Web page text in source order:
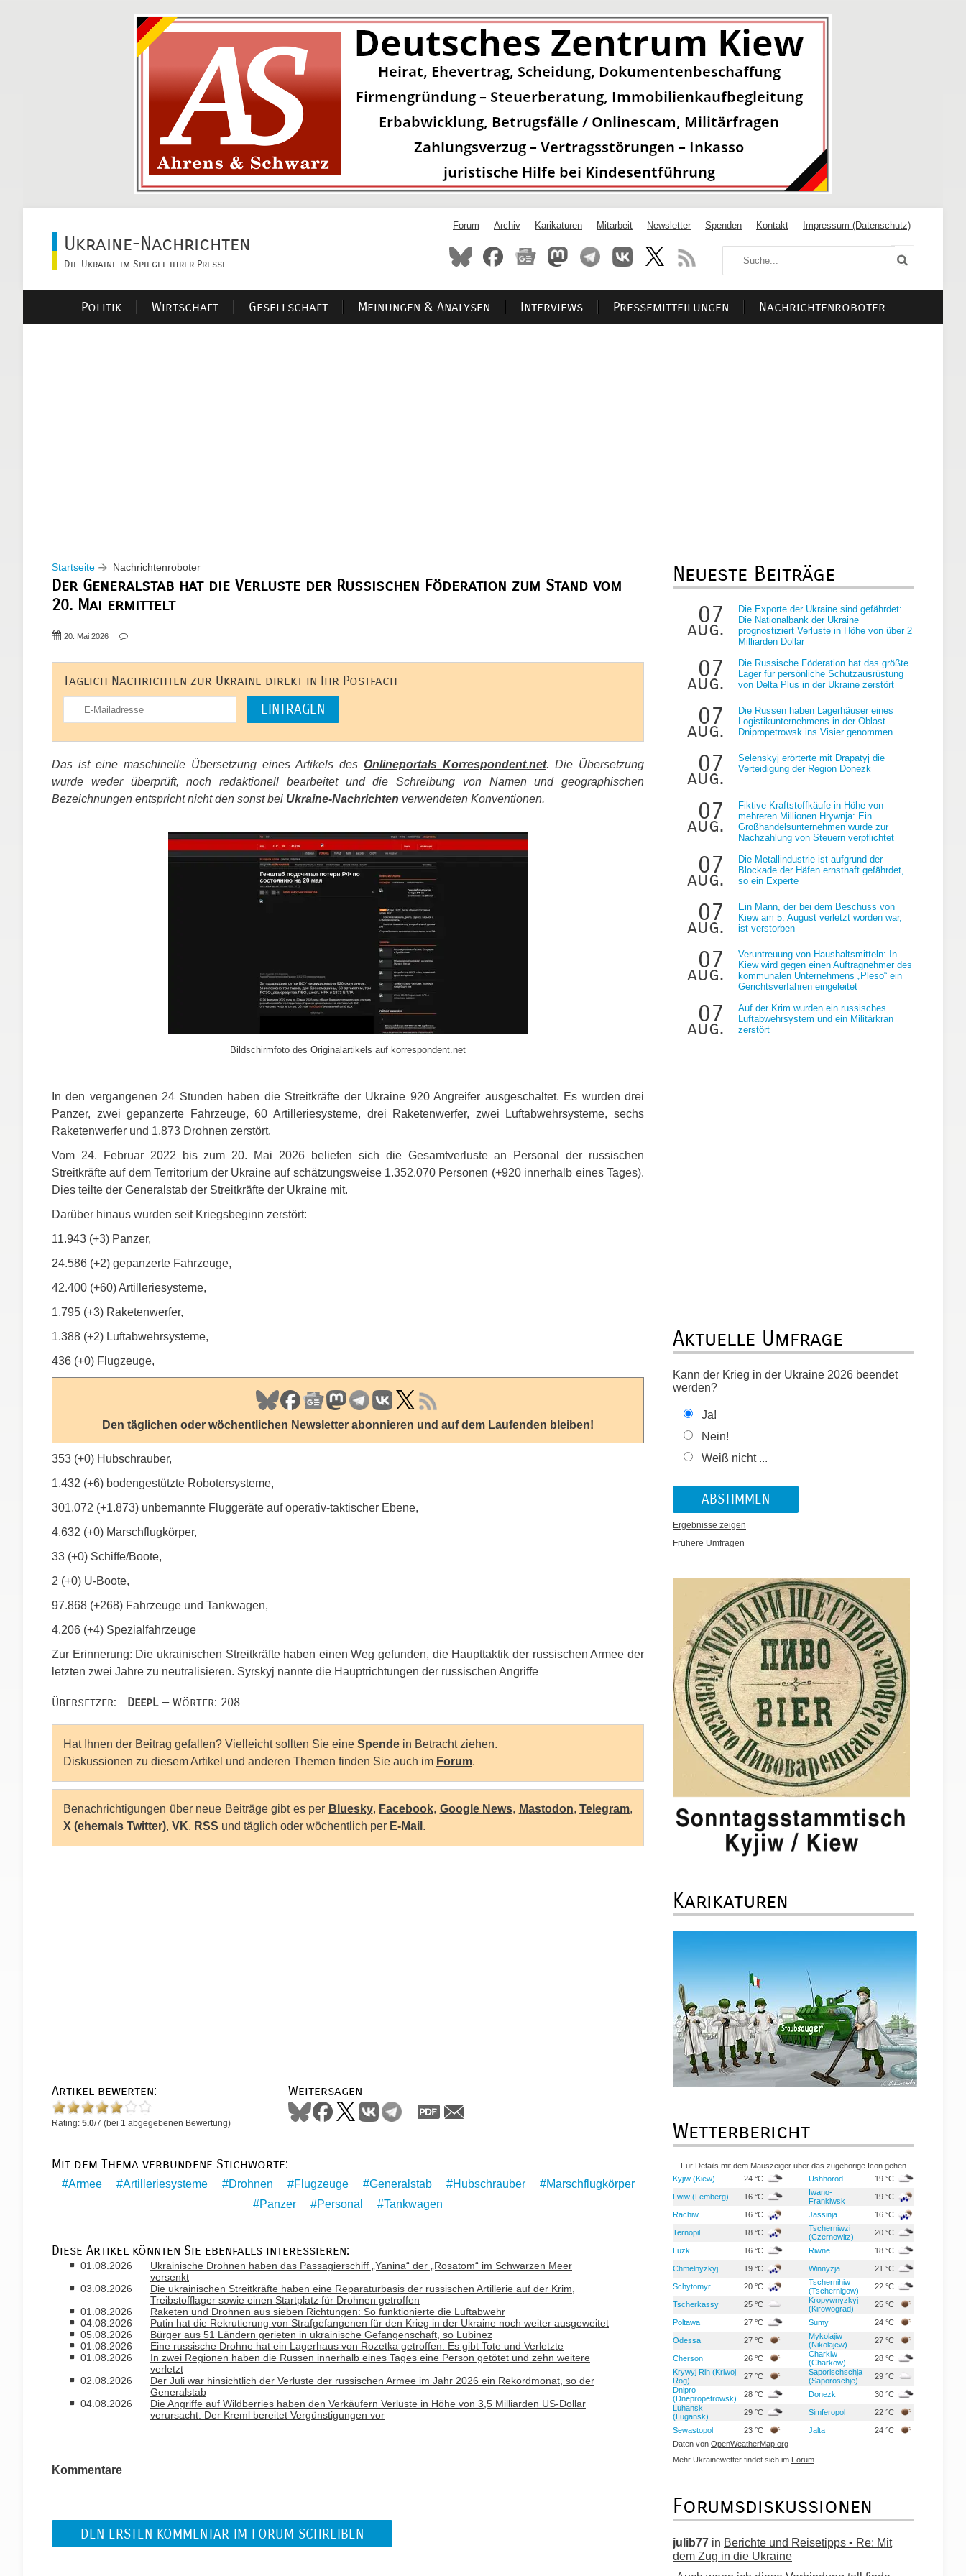
Ukraine-Nachrichten
Die Ukraine im Spiegel ihrer Presse
Forum Archiv Karikaturen Mitarbeit Newsletter Spenden Kontakt Impressum (Datenschutz)
Politik Wirtschaft Gesellschaft Meinungen & Analysen Interviews Pressemitteilungen Nachrichtenroboter
Startseite Nachrichtenroboter
Der Generalstab hat die Verluste der Russischen Föderation zum Stand vom
20. Mai ermittelt
20. Mai 2026
Täglich Nachrichten zur Ukraine direkt in Ihr Postfach
Das ist eine maschinelle Übersetzung eines Artikels des Onlineportals Korrespondent.net. Die Übersetzung
wurde weder überprüft, noch redaktionell bearbeitet und die Schreibung von Namen und geographischen
Bezeichnungen entspricht nicht den sonst bei Ukraine-Nachrichten verwendeten Konventionen.
Bildschirmfoto des Originalartikels auf korrespondent.net
In den vergangenen 24 Stunden haben die Streitkräfte der Ukraine 920 Angreifer ausgeschaltet. Es wurden drei
Panzer, zwei gepanzerte Fahrzeuge, 60 Artilleriesysteme, drei Raketenwerfer, zwei Luftabwehrsysteme, sechs
Raketenwerfer und 1.873 Drohnen zerstört.
Vom 24. Februar 2022 bis zum 20. Mai 2026 beliefen sich die Gesamtverluste an Personal der russischen
Streitkräfte auf dem Territorium der Ukraine auf schätzungsweise 1.352.070 Personen (+920 innerhalb eines Tages).
Dies teilte der Generalstab der Streitkräfte der Ukraine mit.
Darüber hinaus wurden seit Kriegsbeginn zerstört:
11.943 (+3) Panzer,
24.586 (+2) gepanzerte Fahrzeuge,
42.400 (+60) Artilleriesysteme,
1.795 (+3) Raketenwerfer,
1.388 (+2) Luftabwehrsysteme,
436 (+0) Flugzeuge,
Den täglichen oder wöchentlichen Newsletter abonnieren und auf dem Laufenden bleiben!
353 (+0) Hubschrauber,
1.432 (+6) bodengestützte Robotersysteme,
301.072 (+1.873) unbemannte Fluggeräte auf operativ-taktischer Ebene,
4.632 (+0) Marschflugkörper,
33 (+0) Schiffe/Boote,
2 (+0) U-Boote,
97.868 (+268) Fahrzeuge und Tankwagen,
4.206 (+4) Spezialfahrzeuge
Zur Erinnerung: Die ukrainischen Streitkräfte haben einen Weg gefunden, die Haupttaktik der russischen Armee der
letzten zwei Jahre zu neutralisieren. Syrskyj nannte die Hauptrichtungen der russischen Angriffe
Übersetzer: DeepL— Wörter: 208
Hat Ihnen der Beitrag gefallen? Vielleicht sollten Sie eine Spende in Betracht ziehen.
Diskussionen zu diesem Artikel und anderen Themen finden Sie auch im Forum.
Benachrichtigungen über neue Beiträge gibt es per Bluesky, Facebook, Google News, Mastodon, Telegram,
X (ehemals Twitter), VK, RSS und täglich oder wöchentlich per E-Mail .
Artikel bewerten:
Rating: 5.0/7 (bei 1 abgegebenen Bewertung)
Weitersagen
Mit dem Thema verbundene Stichworte:
Armee Artilleriesysteme Drohnen Flugzeuge Generalstab Hubschrauber
Marschflugkörper
Panzer
Personal Tankwagen
Diese Artikel könnten Sie ebenfalls interessieren:
01.08.2026
Ukrainische Drohnen haben das Passagierschiff „Yanina“ der „Rosatom“ im Schwarzen Meer
versenkt
03.08.2026
Die ukrainischen Streitkräfte haben eine Reparaturbasis der russischen Artillerie auf der Krim,
Treibstofflager sowie einen Startplatz für Drohnen getroffen
01.08.2026
Raketen und Drohnen aus sieben Richtungen: So funktionierte die Luftabwehr
04.08.2026
Putin hat die Rekrutierung von Strafgefangenen für den Krieg in der Ukraine noch weiter ausgeweitet
05.08.2026
Bürger aus 51 Ländern gerieten in ukrainische Gefangenschaft, so Lubinez
01.08.2026
Eine russische Drohne hat ein Lagerhaus von Rozetka getroffen: Es gibt Tote und Verletzte
01.08.2026
In zwei Regionen haben die Russen innerhalb eines Tages eine Person getötet und zehn weitere
verletzt
02.08.2026
Der Juli war hinsichtlich der Verluste der russischen Armee im Jahr 2026 ein Rekordmonat, so der
Generalstab
04.08.2026
Die Angriffe auf Wildberries haben den Verkäufern Verluste in Höhe von 3,5 Milliarden US-Dollar
verursacht: Der Kreml bereitet Vergünstigungen vor
Kommentare
DEN ERSTEN KOMMENTAR IM FORUM SCHREIBEN
Neueste Beiträge
07
aug.
Die Exporte der Ukraine sind gefährdet:
Die Nationalbank der Ukraine
prognostiziert Verluste in Höhe von über 2
Milliarden Dollar
07
aug.
Die Russische Föderation hat das größte
Lager für persönliche Schutzausrüstung
von Delta Plus in der Ukraine zerstört
07
aug.
Die Russen haben Lagerhäuser eines
Logistikunternehmens in der Oblast
Dnipropetrowsk ins Visier genommen
07
aug.
Selenskyj erörterte mit Drapatyj die
Verteidigung der Region Donezk
07
aug.
Fiktive Kraftstoffkäufe in Höhe von
mehreren Millionen Hrywnja: Ein
Großhandelsunternehmen wurde zur
Nachzahlung von Steuern verpflichtet
07
aug.
Die Metallindustrie ist aufgrund der
Blockade der Häfen ernsthaft gefährdet,
so ein Experte
07
aug.
Ein Mann, der bei dem Beschuss von
Kiew am 5. August verletzt worden war,
ist verstorben
07
aug.
Veruntreuung von Haushaltsmitteln: In
Kiew wird gegen einen Auftragnehmer des
kommunalen Unternehmens „Pleso“ ein
Gerichtsverfahren eingeleitet
07
aug.
Auf der Krim wurden ein russisches
Luftabwehrsystem und ein Militärkran
zerstört
Aktuelle Umfrage
Kann der Krieg in der Ukraine 2026 beendet
werden?
Ja!
Nein!
Weiß nicht ...
Ergebnisse zeigen
Frühere Umfragen
Karikaturen
Wetterbericht
Für Details mit dem Mauszeiger über das zugehörige Icon gehen
Kyjiw (Kiew)
24 °C Ushhorod 19 °C
Lwiw (Lemberg) 16 °C
Iwano-
Frankiwsk
19 °C
Rachiw 16 °C Jassinja 16 °C
Ternopil 18 °C
Tscherniwzi
(Czernowitz)
20 °C
Luzk 16 °C Riwne 18 °C
Chmelnyzkyj 19 °C Winnyzja 21 °C
Schytomyr 20 °C
Tschernihiw
(Tschernigow)
22 °C
Tscherkassy 25 °C
Kropywnyzkyj
(Kirowograd)
25 °C
Poltawa 27 °C Sumy 24 °C
Odessa 27 °C
Mykolajiw
(Nikolajew)
27 °C
Cherson 26 °C
Charkiw
(Charkow)
28 °C
Krywyj Rih (Kriwoj
Rog)
27 °C
Saporischschja
(Saporoschje)
29 °C
Dnipro
(Dnepropetrowsk)
28 °C Donezk
30 °C
Luhansk
(Lugansk)
29 °C Simferopol 22 °C
Sewastopol 23 °C Jalta
24 °C
Daten von OpenWeatherMap.org
Mehr Ukrainewetter findet sich im Forum
Forumsdiskussionen
julib77 in Berichte und Reisetipps • Re: Mit
dem Zug in die Ukraine